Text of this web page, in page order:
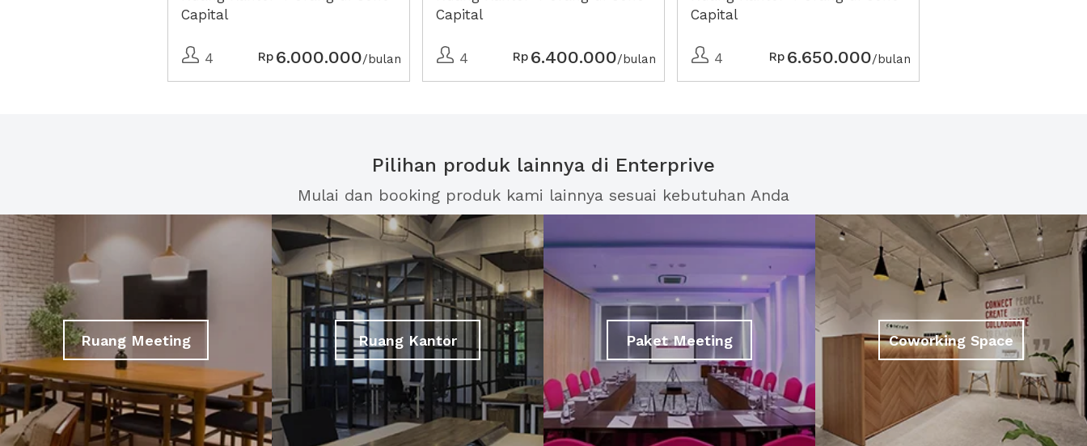
Capital
4 Rp 6.000.000/bulan
Capital
4 Rp 6.400.000/bulan
Capital
4 Rp 6.650.000/bulan
Pilihan produk lainnya di Enterprive
Mulai dan booking produk kami lainnya sesuai kebutuhan Anda
Ruang Meeting Ruang Kantor Paket Meeting Coworking Space